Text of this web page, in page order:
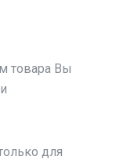
товара Вы
для